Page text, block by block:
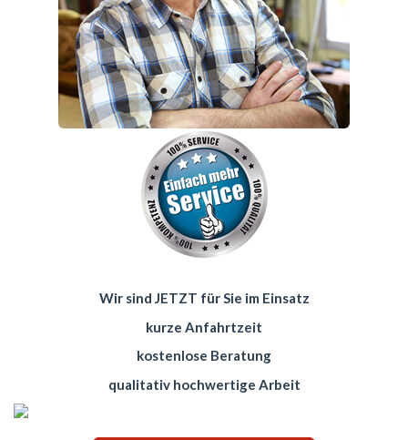
Wir sind JETZT für Sie im Einsatz
kurze Anfahrtzeit
kostenlose Beratung
qualitativ hochwertige Arbeit